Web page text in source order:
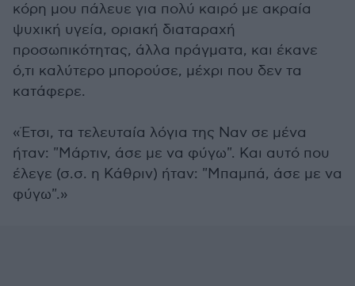
κόρη μου πάλευε για πολύ καιρό με ακραία
ψυχική υγεία, οριακή διαταραχή
προσωπικότητας, άλλα πράγματα, και έκανε
ό,τι καλύτερο μπορούσε, μέχρι που δεν τα
κατάφερε.
«Έτσι, τα τελευταία λόγια της Ναν σε μένα
ήταν: "Μάρτιν, άσε με να φύγω". Και αυτό που
έλεγε (σ.σ. η Κάθριν) ήταν: "Μπαμπά, άσε με να
φύγω".»